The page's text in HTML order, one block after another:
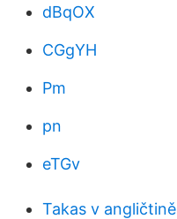
dBqOX
CGgYH
Pm
pn
eTGv
Takas v angličtině